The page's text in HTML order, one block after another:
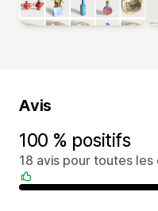
Avis
100 % positifs
18 avis pour toutes
Avis positifs